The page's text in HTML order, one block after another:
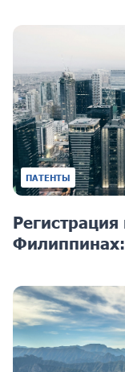
ПАТЕНТЫ
Регистрация
Филиппинах: